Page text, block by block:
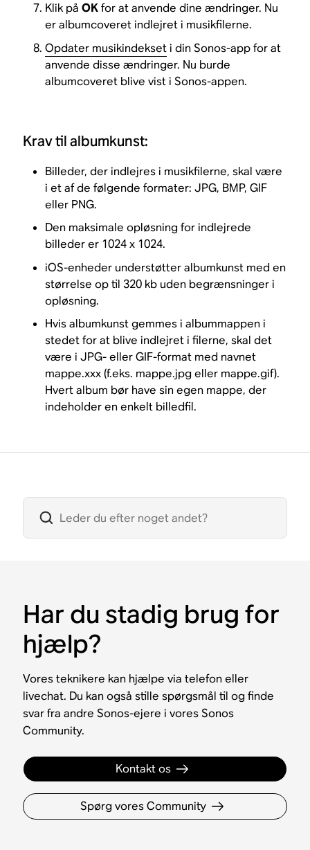
Klik påOKfor at anvende dine ændringer. Nu
er albumcoveret indlejret i musikfilerne.
Opdater musikindekseti din Sonos-app for at
anvende disse ændringer. Nu burde
albumcoveret blive vist i Sonos-appen.
Krav til albumkunst:
Billeder, der indlejres i musikfilerne, skal være
i et af de følgende formater: JPG, BMP, GIF
eller PNG.
Den maksimale opløsning for indlejrede
billeder er 1024 x 1024.
iOS-enheder understøtter albumkunst med en
størrelse op til 320 kb uden begrænsninger i
opløsning.
Hvis albumkunst gemmes i albummappen i
stedet for at blive indlejret i filerne, skal det
være i JPG- eller GIF-format med navnet
mappe.xxx (f.eks. mappe.jpg eller mappe.gif).
Hvert album bør have sin egen mappe, der
indeholder en enkelt billedfil.
Har du stadig brug for
hjælp?
Vores teknikere kan hjælpe via telefon eller
livechat. Du kan også stille spørgsmål til og finde
svar fra andre Sonos-ejere i vores Sonos
Community.
Kontakt os
Spørg vores Community